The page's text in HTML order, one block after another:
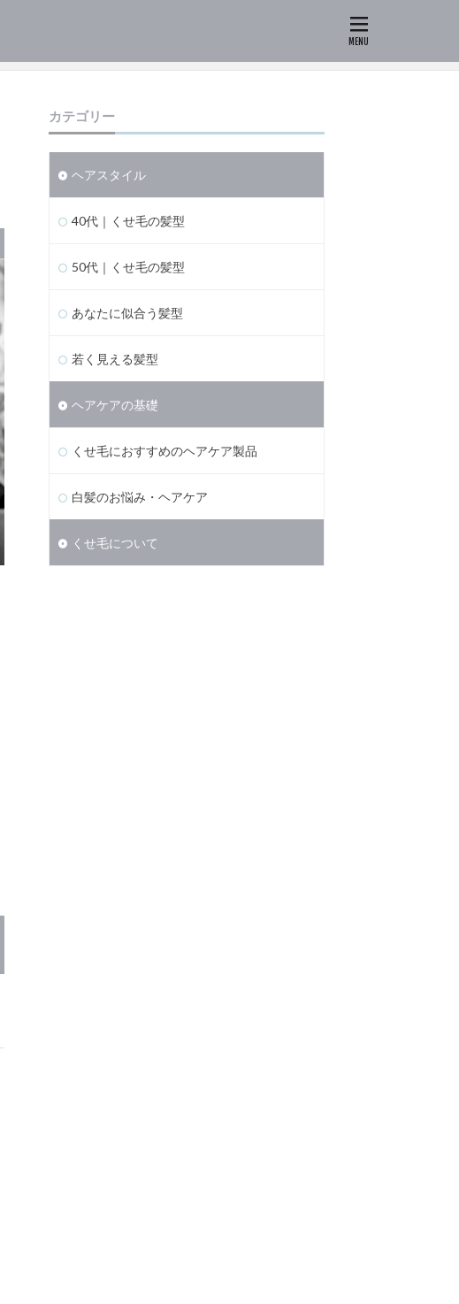
カテゴリー
ヘアスタイル
40代｜くせ毛の髪型
50代｜くせ毛の髪型
あなたに似合う髪型
若く見える髪型
ヘアケアの基礎
くせ毛におすすめのヘアケア製品
白髪のお悩み・ヘアケア
くせ毛について